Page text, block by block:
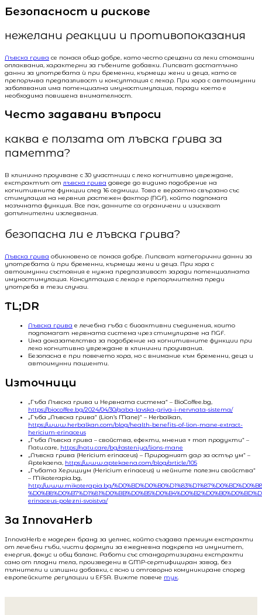
Безопасност и рискове
нежелани реакции и противопоказания
Лъвска грива се понася общо добре, като често срещани са леки стомашни
оплаквания, характерни за гъбените добавки. Липсват достатъчно
данни за употребата ѝ при бременни, кърмещи жени и деца, като се
препоръчва предпазливост и консултация с лекар. При хора с автоимунни
заболявания има потенциална имуностимулация, поради което е
необходима повишена внимателност.
Често задавани въпроси
каква е ползата от лъвска грива за
паметта?
В клинично проучване с 30 участници с леко когнитивно увреждане,
екстрактът отлъвска грива доведе до видимо подобрение на
когнитивните функции след 16 седмици. Това е вероятно свързано със
стимулация на нервния растежен фактор (NGF), който подпомага
мозъчната функция. Все пак, данните са ограничени и изискват
допълнителни изследвания.
безопасна ли е лъвска грива?
Лъвска грива обикновено се понася добре. Липсват категорични данни за
употребата ѝ при бременни, кърмещи жени и деца. При хора с
автоимунни състояния е нужна предпазливост заради потенциалната
имуностимулация. Консултация с лекар е препоръчителна преди
употреба в тези случаи.
TL;DR
Лъвска грива е лечебна гъба с биоактивни съединения, които
подпомагат нервната система чрез стимулиране на NGF.
Има доказателства за подобрение на когнитивните функции при
леко когнитивно увреждане в клинични проучвания.
Безопасна е при повечето хора, но с внимание към бременни, деца и
автоимунни пациенти.
Източници
„Гъба Лъвска грива и Нервната система“ – BioCoffee.bg,
https://biocoffee.bg/2024/04/30/gaba-lavska-griva-i-nervnata-sistema/
„Гъба „Лъвска грива“ (Lion’s Mane)“ – Herbalkan,
https://www.herbalkan.com/blog/health-benefits-of-lion-mane-extract-
hericium-erinaceus
„Гъба Лъвска грива – свойства, ефекти, мнения + топ продукти“ –
Natu.care, https://natu.care/bg/rasteniya/lions-mane
„Лъвска грива (Hericium erinaceus) – Природният дар за остър ум“ –
Aptekaena, https://www.aptekaena.com/blog/article/105
„Гъбата Херициум (Hericium erinaceus) и нейните полезни свойства“
– Mikoterapia.bg,
http://www.mikoterapia.bg/
erinaceus-polezni-svoistva/
За InnovaHerb
InnovaHerb е модерен бранд за уелнес, който създава премиум екстракти
от лечебни гъби, чисти формули за ежедневна подкрепа на имунитет,
енергия, фокус и общ баланс. Работи със стандартизирани екстракти
само от плодни тела, произведени в GMP-сертифициран завод, без
пълнители и излишни добавки, с ясно и отговорно комуникиране според
европейските регулации и EFSA. Вижте повече тук.